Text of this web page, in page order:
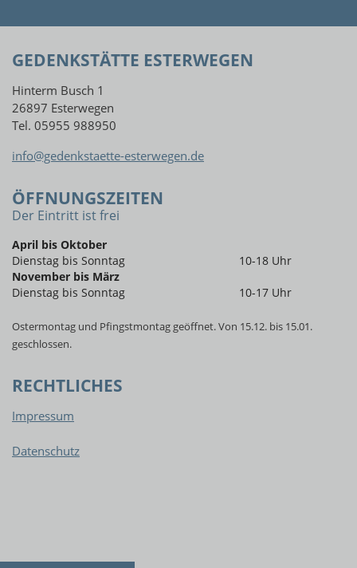
GEDENKSTÄTTE ESTERWEGEN
Hinterm Busch 1
26897 Esterwegen
Tel. 05955 988950
info@gedenkstaette-esterwegen.de
ÖFFNUNGSZEITEN
Der Eintritt ist frei
April bis Oktober
Dienstag bis Sonntag
10-18 Uhr
November bis März
Dienstag bis Sonntag
10-17 Uhr
Ostermontag und Pfingstmontag geöffnet. Von 15.12. bis 15.01.
geschlossen.
RECHTLICHES
Impressum
Datenschutz